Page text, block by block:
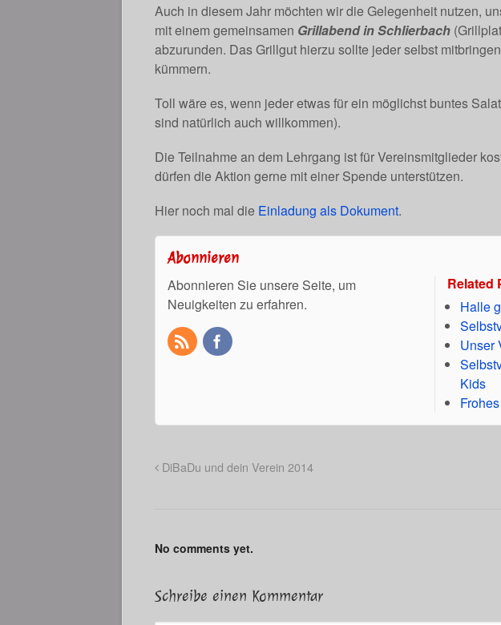
Auch in diesem Jahr möchten wir die Gelegenheit nutzen,
mit einem gemeinsamen Grillabend in Schlierbach
abzurunden. Das Grillgut hierzu sollte jeder selbst
kümmern.
Toll wäre es, wenn jeder etwas für ein möglichst buntes
sind natürlich auch willkommen).
Die Teilnahme an dem Lehrgang ist für Vereinsmitglieder
dürfen die Aktion gerne mit einer Spende unterstützen.
Hier noch mal die Einladung als Dokument.
Abonnieren
Abonnieren Sie unsere Seite, um
Neuigkeiten zu erfahren.
Related
Halle
Unser
Kids
DiBaDu und dein Verein 2014
No comments yet.
Schreibe einen Kommentar